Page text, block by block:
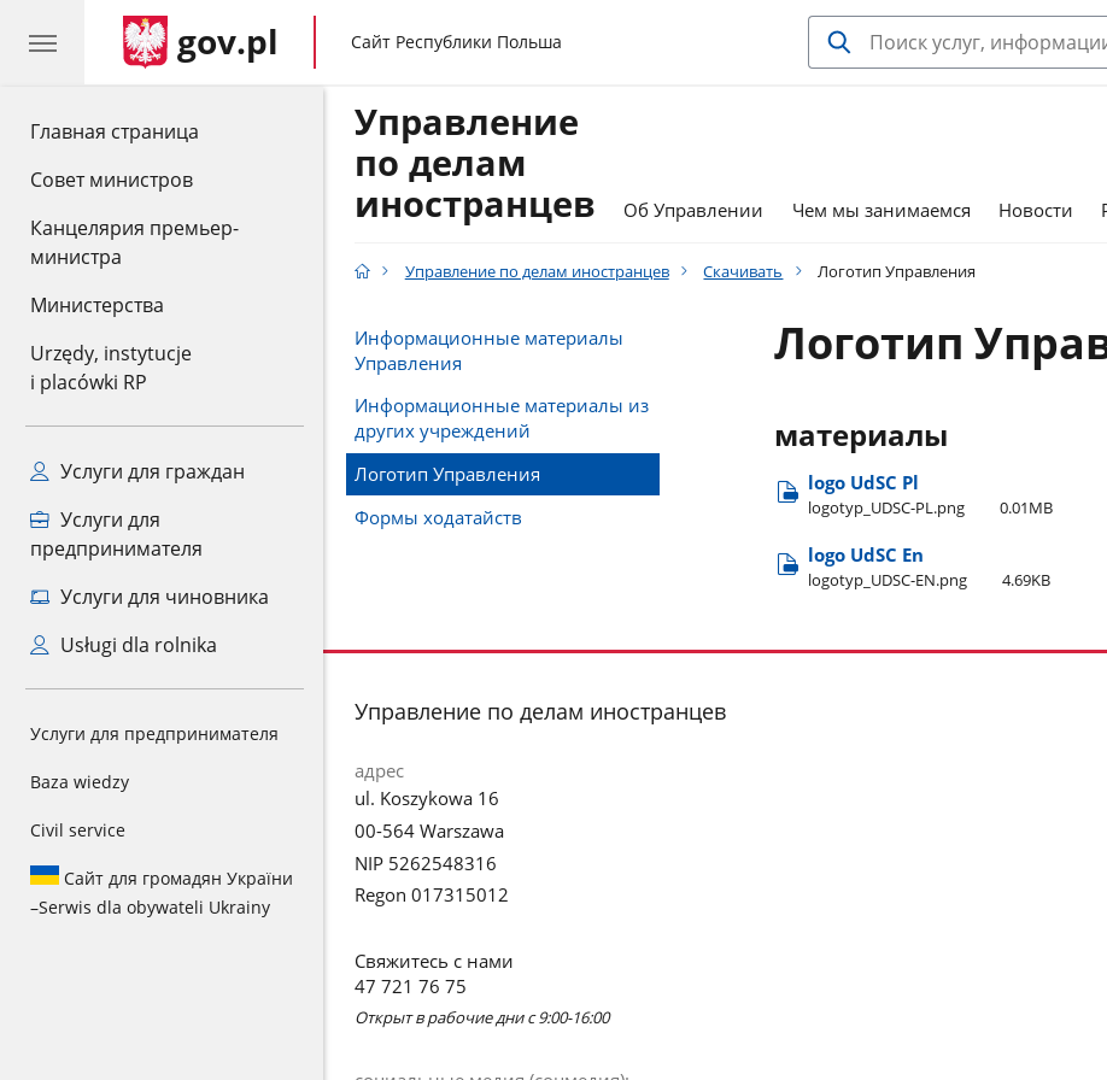
Главная страница
Совет министров
Канцелярия премьер-
министра
Министерства
Urzędy, instytucje
i placówki RP
Услуги для граждан
Услуги для
предпринимателя
Услуги для чиновника
Usługi dla rolnika
Услуги для предпринимателя
Baza wiedzy
Civil service
Сайт для громадян України
–Serwis dla obywateli Ukrainy
gov.pl gov.pl
Сайт Республики Польша
Управление
по делам
иностранцев
Об Управлении Чем мы занимаемся Новости
Управление по делам иностранцев Скачивать Логотип Управления
Информационные материалы
Управления
Информационные материалы из
других учреждений
Логотип Управления
Формы ходатайств
Логотип
материалы
logo UdSC Pl
logotyp​_UDSC-PL.png 0.01MB
logo UdSC En
logotyp​_UDSC-EN.png 4.69KB
stopka
Управление по делам иностранцев
адрес
ul. Koszykowa 16
00-564 Warszawa
NIP 5262548316
Regon 017315012
Свяжитесь с нами
47 721 76 75
Открыт в рабочие дни с 9:00-16:00